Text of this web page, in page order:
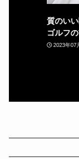
質のい
ゴルフ
2023年07